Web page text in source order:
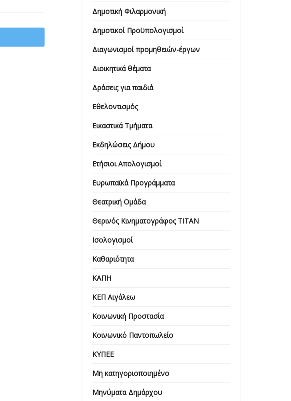
Δημοτική Φιλαρμονική
Δημοτικοί Προϋπολογισμοί
Διαγωνισμοί προμηθειών-έργων
Διοικητικά θέματα
Δράσεις για παιδιά
Εθελοντισμός
Εικαστικά Τμήματα
Εκδηλώσεις Δήμου
Ετήσιοι Απολογισμοί
Ευρωπαϊκά Προγράμματα
Θεατρική Ομάδα
Θερινός Κινηματογράφος ΤΙΤΑΝ
Ισολογισμοί
Καθαριότητα
ΚΑΠΗ
ΚΕΠ Αιγάλεω
Κοινωνική Προστασία
Κοινωνικό Παντοπωλείο
ΚΥΠΕΕ
Μη κατηγοριοποιημένο
Μηνύματα Δημάρχου